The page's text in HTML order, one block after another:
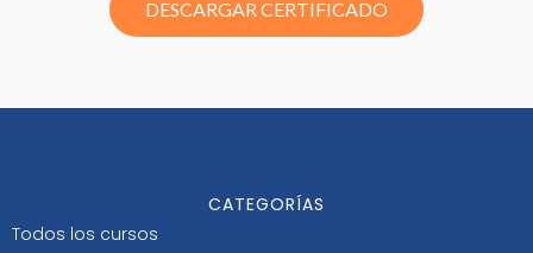
DESCARGAR CERTIFICADO
CATEGORÍAS
Todos los cursos